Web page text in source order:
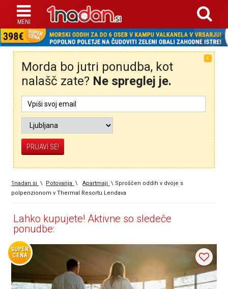
X
Morda bo jutri ponudba, kot
nalašč zate? Ne spreglej je.
1nadan.si \ Potovanja \ Apartmaji \ Sproščen oddih v dvoje s
polpenzionom v Thermal Resortu Lendava
Lahko kupujete! Aktivne so sledeče
ponudbe:
SUPER
CENA